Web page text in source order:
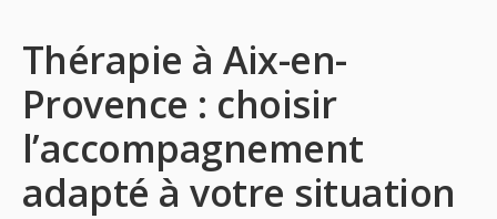
Thérapie à Aix-en-
Provence : choisir
l’accompagnement
adapté à votre situation